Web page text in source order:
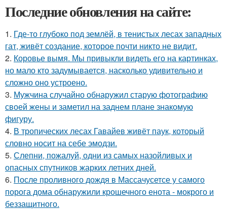
Последние обновления на сайте:
1. Где-то глубоко под землёй, в тенистых лесах западных
гат, живёт создание, которое почти никто не видит.
2. Коровье вымя. Мы привыкли видеть его на картинках,
но мало кто задумывается, насколько удивительно и
сложно оно устроено.
3. Мужчина случайно обнаружил старую фотографию
своей жены и заметил на заднем плане знакомую
фигуру.
4. В тропических лесах Гавайев живёт паук, который
словно носит на себе эмодзи.
5. Слепни, пожалуй, одни из самых назойливых и
опасных спутников жарких летних дней.
6. После проливного дождя в Массачусетсе у самого
порога дома обнаружили крошечного енота - мокрого и
беззащитного.